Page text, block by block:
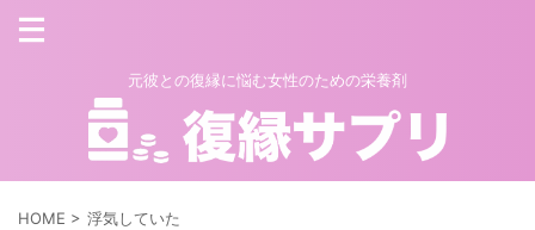
元彼との復縁に悩む女性のための栄養剤
HOME > 浮気していた